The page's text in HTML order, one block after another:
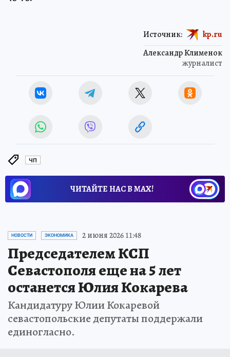
Александр Клименок
журналист
Источник: kp.ru
ЧП
ЧИТАЙТЕ НАС В МАХ!
НОВОСТИ ЭКОНОМИКА 2 июня 2026 11:48
Председателем КСП
Севастополя еще на 5 лет
останется Юлия Кокарева
Кандидатуру Юлии Кокаревой
севастопольские депутаты поддержали
единогласно.